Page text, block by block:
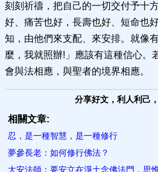
刻刻祈禱，把自己的一切交付予十
好、痛苦也好，長壽也好、短命也
知，由他們來支配、來安排。就像
麼，我就照辦!」應該有這種信心。
會與法相應，與聖者的境界相應。
分享好文，利人利己
相關文章:
忍，是一種智慧，是一​種修行
夢參長老：如何修行佛法？
大安法師：要安立在淨土念佛法門，思